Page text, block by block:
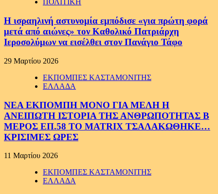
ΠΟΛΙΤΙΚΗ
Η ισραηλινή αστυνομία εμπόδισε «για πρώτη φορά
μετά από αιώνες» τον Καθολικό Πατριάρχη
Ιεροσολύμων να εισέλθει στον Πανάγιο Τάφο
29 Μαρτίου 2026
ΕΚΠΟΜΠΕΣ ΚΑΣΤΑΜΟΝΙΤΗΣ
ΕΛΛΑΔΑ
ΝΕΑ ΕΚΠΟΜΠΗ ΜΟΝΟ ΓΙΑ ΜΕΛΗ Η
ΑΝΕΙΠΩΤΗ ΙΣΤΟΡΙΑ ΤΗΣ ΑΝΘΡΩΠΟΤΗΤΑΣ Β
ΜΕΡΟΣ ΕΠ.58 ΤΟ MATRIX ΤΣΑΛΑΚΩΘΗΚΕ…
ΚΡΙΣΙΜΕΣ ΩΡΕΣ
11 Μαρτίου 2026
ΕΚΠΟΜΠΕΣ ΚΑΣΤΑΜΟΝΙΤΗΣ
ΕΛΛΑΔΑ